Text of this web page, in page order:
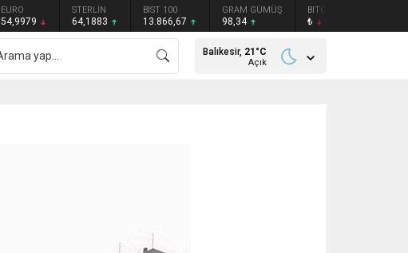
EURO
54,9979
STERLİN
64,1883
BIST 100
13.866,67
GRAM GÜMÜŞ
98,34
BITCOIN
₺
Balıkesir, 21 °C
Açık